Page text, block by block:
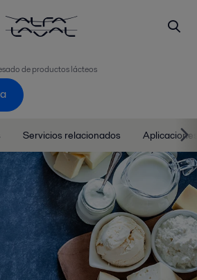
de productos lácteos
Servicios relacionados